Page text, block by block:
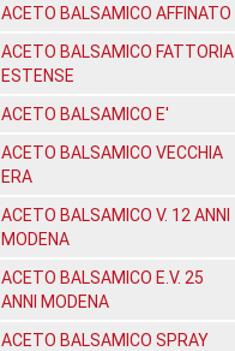
ACETO BALSAMICO AFFINATO
ACETO BALSAMICO FATTORIA
ESTENSE
ACETO BALSAMICO E'
ACETO BALSAMICO VECCHIA
ERA
ACETO BALSAMICO V. 12 ANNI
MODENA
ACETO BALSAMICO E.V. 25
ANNI MODENA
ACETO BALSAMICO SPRAY